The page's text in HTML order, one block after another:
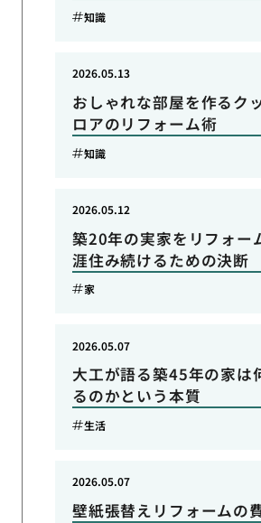
知識
おしゃれな部屋を作るク
ロアのリフォーム術
2026.05.13
知識
築20年の実家をリフォー
涯住み続けるための決断
2026.05.12
家
大工が語る築45年の家は
るのかという本質
2026.05.07
生活
壁紙張替えリフォームの
2026.05.07